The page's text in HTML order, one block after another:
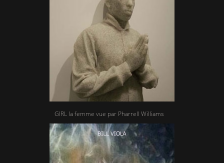
GIRL la femme vue par Pharrell Williams